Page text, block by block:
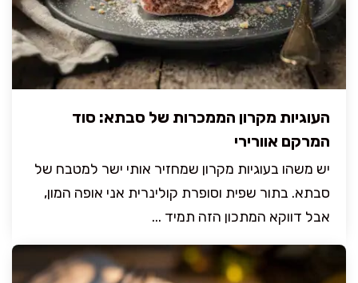
העוגיות מקרון הממכרות של סבתא: סוד
המרקם אוורירי
יש משהו בעוגיות מקרון שמחזיר אותי ישר למטבח של
סבתא. בתור שפית וסופרת קולינרית אני אופה המון,
אבל דווקא המתכון הזה תמיד ...